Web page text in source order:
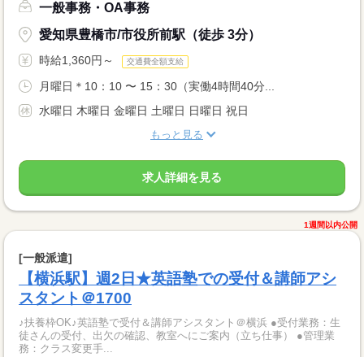
一般事務・OA事務
愛知県豊橋市/市役所前駅（徒歩 3分）
時給1,360円～ 交通費全額支給
月曜日＊10：10 〜 15：30（実働4時間40分...
水曜日 木曜日 金曜日 土曜日 日曜日 祝日
もっと見る
求人詳細を見る
1週間以内公開
[一般派遣]
【横浜駅】週2日★英語塾での受付＆講師アシ
スタント＠1700
♪扶養枠OK♪英語塾で受付＆講師アシスタント＠横浜 ●受付業務：生
徒さんの受付、出欠の確認、教室へにご案内（立ち仕事） ●管理業
務：クラス変更手...